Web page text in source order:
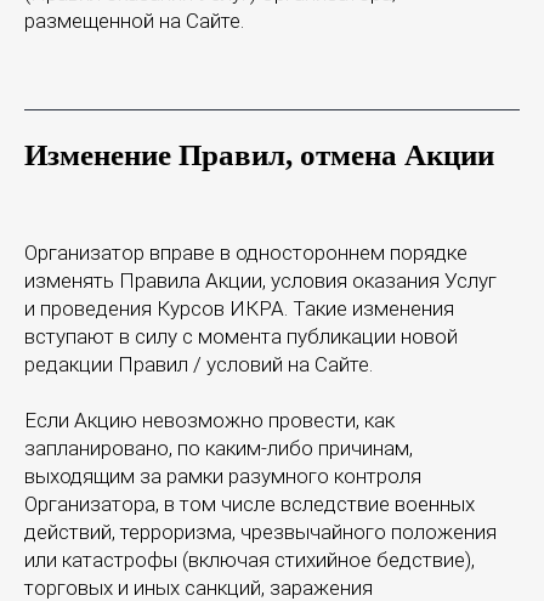
размещенной на Сайте.
Изменение Правил, отмена Акции
Организатор вправе в одностороннем порядке
изменять Правила Акции, условия оказания Услуг
и проведения Курсов ИКРА. Такие изменения
вступают в силу с момента публикации новой
редакции Правил / условий на Сайте.
Если Акцию невозможно провести, как
запланировано, по каким-либо причинам,
выходящим за рамки разумного контроля
Организатора, в том числе вследствие военных
действий, терроризма, чрезвычайного положения
или катастрофы (включая стихийное бедствие),
торговых и иных санкций, заражения
Сведения и документы организации,
осуществляющей оказание консультационных услуг
по проведению курсов
Образовательная лицензия № Л035-01298-
77/00179730 от 28.02.2022
Сайт Министерства науки и высшего образования
«Сайт Министерства просвещения РФ»
Политика конфиденциальности
Пользовательское соглашение
Правила оказания консультационных услуг
Придумано в ИКРЕ